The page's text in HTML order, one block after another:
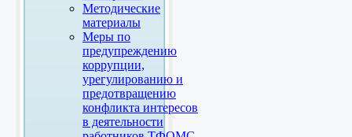
Методические
материалы
Меры по
предупреждению
коррупции,
урегулированию и
предотвращению
конфликта интересов
в деятельности